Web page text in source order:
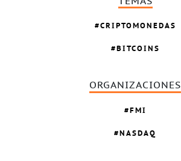
CRIPTOMONEDAS
BITCOINS
ORGANIZACIONES
FMI
NASDAQ